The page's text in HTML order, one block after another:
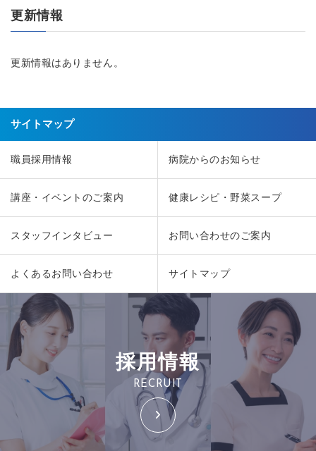
更新情報
更新情報はありません。
サイトマップ
職員採用情報 病院からのお知らせ
講座・イベントのご案内 健康レシピ・野菜スープ
スタッフインタビュー お問い合わせのご案内
よくあるお問い合わせ サイトマップ
採用情報
RECRUIT